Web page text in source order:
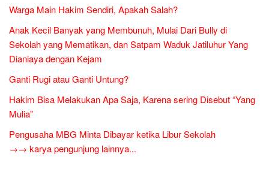
Warga Main Hakim Sendiri, Apakah Salah?
Anak Kecil Banyak yang Membunuh, Mulai Dari Bully di
Sekolah yang Mematikan, dan Satpam Waduk Jatiluhur Yang
Dianiaya dengan Kejam
Ganti Rugi atau Ganti Untung?
Hakim Bisa Melakukan Apa Saja, Karena sering Disebut “Yang
Mulia”
Pengusaha MBG Minta Dibayar ketika Libur Sekolah
→→ karya pengunjung lainnya...